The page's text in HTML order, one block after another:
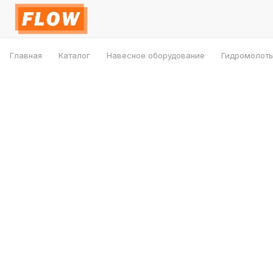
Главная Каталог Навесное оборудование